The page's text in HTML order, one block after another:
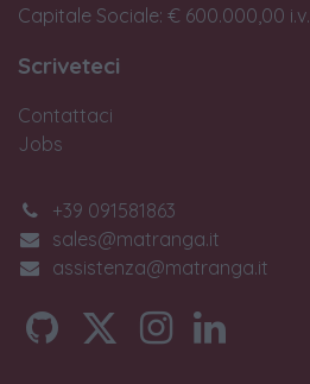
Capitale Sociale: € 600.000,00 i.v.
Scriveteci
Contattaci
Jobs
+39 091581863
sales@matranga.it
assistenza@matranga.it